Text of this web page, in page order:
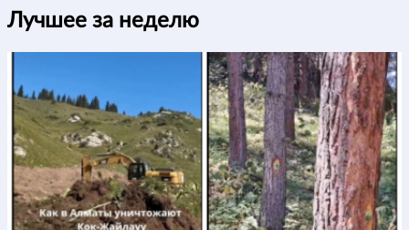
Лучшее за неделю